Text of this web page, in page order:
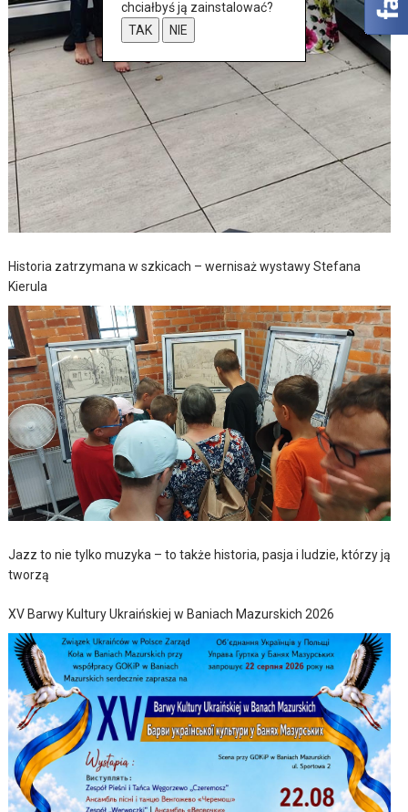
Historia zatrzymana w szkicach – wernisaż wystawy Stefana
Kierula
Jazz to nie tylko muzyka – to także historia, pasja i ludzie, którzy ją
tworzą
XV Barwy Kultury Ukraińskiej w Baniach Mazurskich 2026
chciałbyś ją zainstalować?
TAK
NIE